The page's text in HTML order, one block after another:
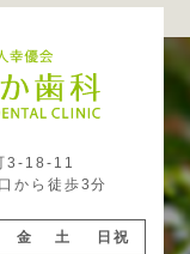
3-18-11
から徒歩3分
金 土 日祝